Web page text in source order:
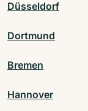
Düsseldorf
Dortmund
Bremen
Hannover